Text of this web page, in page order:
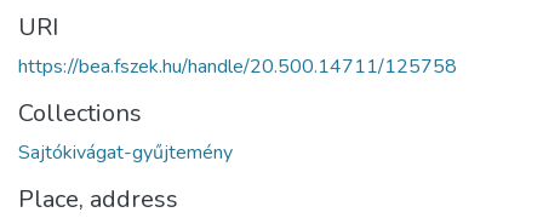
URI
https://bea.fszek.hu/handle/20.500.14711/125758
Collections
Sajtókivágat-gyűjtemény
Place, address